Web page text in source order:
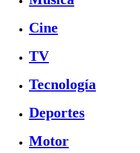
Cine
TV
Tecnología
Deportes
Motor